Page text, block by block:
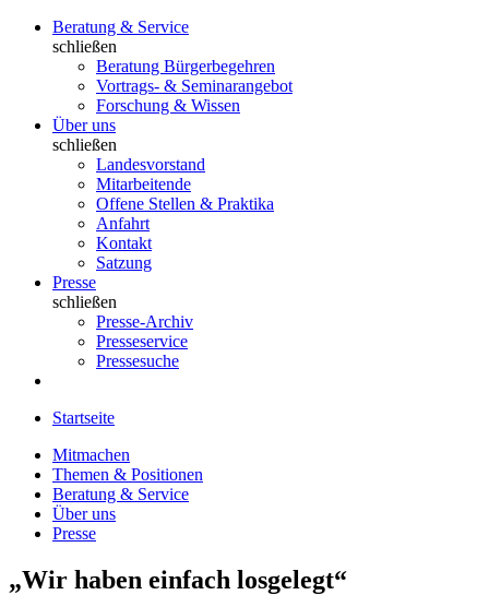
Beratung & Service
schließen
Beratung Bürgerbegehren
Vortrags- & Seminarangebot
Forschung & Wissen
Über uns
schließen
Landesvorstand
Mitarbeitende
Offene Stellen & Praktika
Anfahrt
Kontakt
Satzung
Presse
schließen
Presse-Archiv
Presseservice
Pressesuche
Startseite
Mitmachen
Themen & Positionen
Beratung & Service
Über uns
Presse
„Wir haben einfach losgelegt“